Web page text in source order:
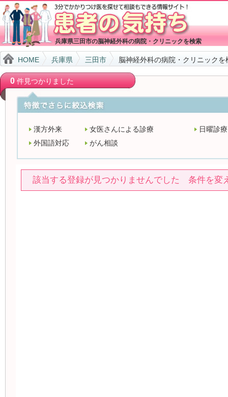
兵庫県三田市の脳神経外科の病院・クリニックを検索
HOME 兵庫県 三田市 脳神経外科の病院・クリニック
0件見つかりました
漢方外来 女医さんによる診療
日曜診療
外国語対応
がん相談
該当する登録が見つかりませんでした 条件を